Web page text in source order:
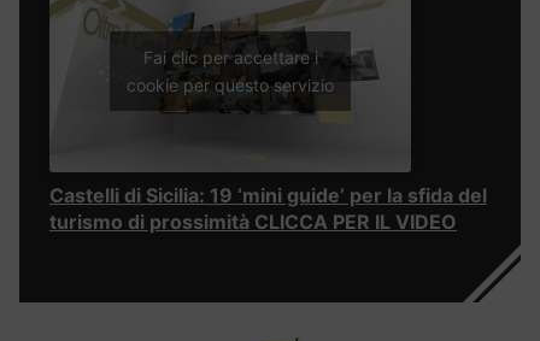
Fai clic per accettare i
cookie per questo servizio
Castelli di Sicilia: 19 ‘mini guide’ per la sfida del
turismo di prossimità CLICCA PER IL VIDEO